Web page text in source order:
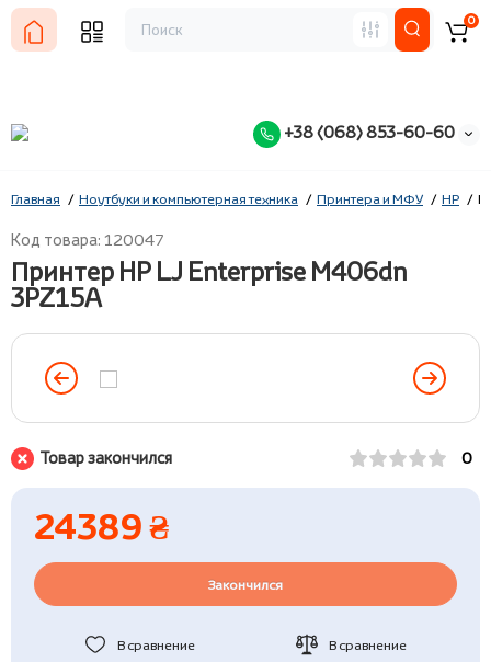
+38 (068) 853-60-60
0
Главная Ноутбуки и компьютерная техника Принтера и МФУ HP
Код товара: 120047
Принтер HP LJ Enterprise M406dn
3PZ15A
Товар закончился 0
24389 ₴
Закончился
В сравнение В сравнение